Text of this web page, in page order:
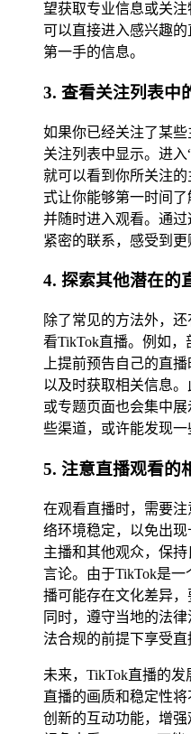
望获取专业信息或关
可以直接进入感兴趣
第一手的信息。
3. 查看关注列表中
如果你已经关注了某
关注列表中显示。进入
就可以看到你所关注
式让你能够第一时间了
并随时进入观看。通
紧密的联系，感受到更
4. 探索其他潜在的
除了常见的方法外，
看TikTok直播。例如
上提前预告自己的直
以及时获取相关信息
或专题页面也会集中
些渠道，或许能发现一
5. 注意直播观看的
在观看直播时，需要
络环境稳定，以免出
主播和其他观众，保
言论。由于TikTok是
播可能存在文化差异，
同时，遵守当地的法
法合规的前提下享受直
未来，TikTok直播的发
直播的画质和稳定性
创新的互动功能，增